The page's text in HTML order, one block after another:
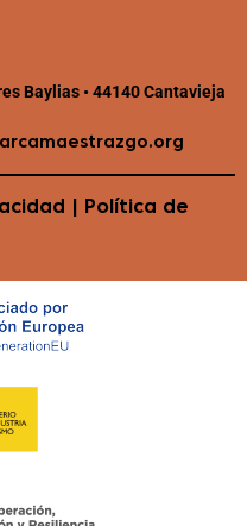
Baylias • 44140 Cantavieja
Política de